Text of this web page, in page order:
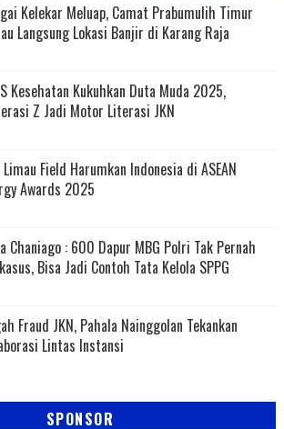
Kelekar Meluap, Camat Prabumulih Timur
Langsung Lokasi Banjir di Karang Raja
Kesehatan Kukuhkan Duta Muda 2025,
Z Jadi Motor Literasi JKN
Limau Field Harumkan Indonesia di ASEAN
Awards 2025
Chaniago : 600 Dapur MBG Polri Tak Pernah
Bisa Jadi Contoh Tata Kelola SPPG
Fraud JKN, Pahala Nainggolan Tekankan
Lintas Instansi
SPONSOR